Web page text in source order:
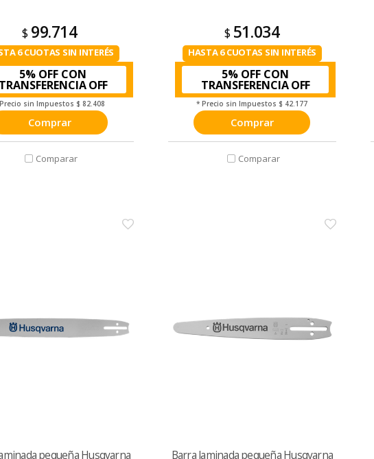
$ 99.714
6 CUOTAS SIN INTERÉS
5% OFF CON
sin Impuestos $ 82.408
Comprar
$ 51.034
HASTA 6 CUOTAS SIN INTERÉS
5% OFF CON
TRANSFERENCIA
* Precio sin Impuestos $ 42.177
Comprar
pequeña Husqvarna Barra laminada pequeña Husqvarna